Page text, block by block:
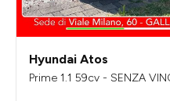
Hyundai Atos
Prime 1.1 59cv - SENZA